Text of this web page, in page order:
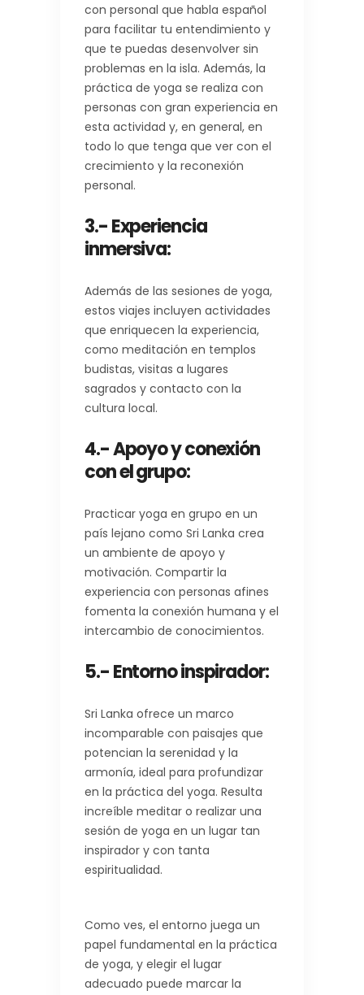
con personal que habla español
para facilitar tu entendimiento y
que te puedas desenvolver sin
problemas en la isla. Además, la
práctica de yoga se realiza con
personas con gran experiencia en
esta actividad y, en general, en
todo lo que tenga que ver con el
crecimiento y la reconexión
personal.
3.- Experiencia
inmersiva:
Además de las sesiones de yoga,
estos viajes incluyen actividades
que enriquecen la experiencia,
como meditación en templos
budistas, visitas a lugares
sagrados y contacto con la
cultura local.
4.- Apoyo y conexión
con el grupo:
Practicar yoga en grupo en un
país lejano como Sri Lanka crea
un ambiente de apoyo y
motivación. Compartir la
experiencia con personas afines
fomenta la conexión humana y el
intercambio de conocimientos.
5.- Entorno inspirador:
Sri Lanka ofrece un marco
incomparable con paisajes que
potencian la serenidad y la
armonía, ideal para profundizar
en la práctica del yoga. Resulta
increíble meditar o realizar una
sesión de yoga en un lugar tan
inspirador y con tanta
espiritualidad.
Como ves, el entorno juega un
papel fundamental en la práctica
de yoga, y elegir el lugar
adecuado puede marcar la